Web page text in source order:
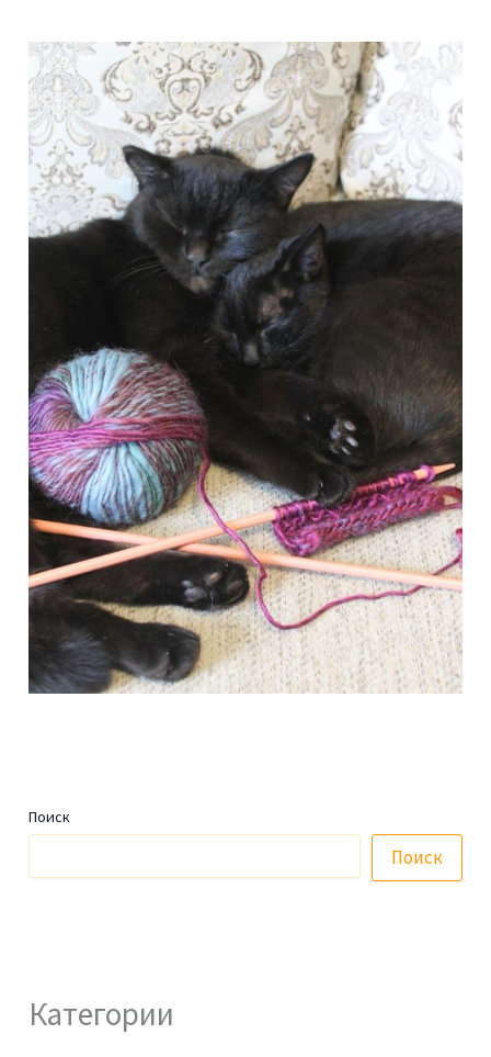
Поиск
Поиск
Категории